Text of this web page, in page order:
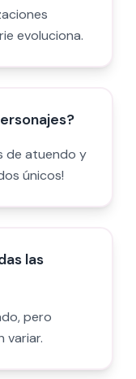
evoluciona.
de atuendo y
únicos!
las
pero
variar.